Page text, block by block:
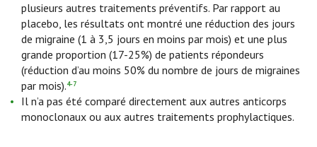
plusieurs autres traitements préventifs. Par rapport au
placebo, les résultats ont montré une réduction des jours
de migraine (1 à 3,5 jours en moins par mois) et une plus
grande proportion (17-25%) de patients répondeurs
(réduction d’au moins 50% du nombre de jours de migraines
par mois).4-7
Il n’a pas été comparé directement aux autres anticorps
monoclonaux ou aux autres traitements prophylactiques.